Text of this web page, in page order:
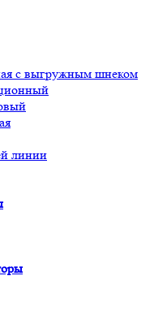
с выгружным шнеком
линии